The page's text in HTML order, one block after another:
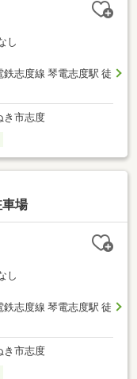
し
鉄志度線 琴電志度駅 徒
き市志度
場
し
鉄志度線 琴電志度駅 徒
き市志度